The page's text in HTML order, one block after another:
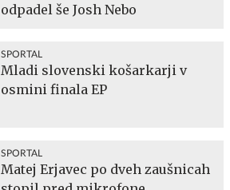
odpadel še Josh Nebo
SPORTAL
Mladi slovenski košarkarji v
osmini finala EP
SPORTAL
Matej Erjavec po dveh zaušnicah